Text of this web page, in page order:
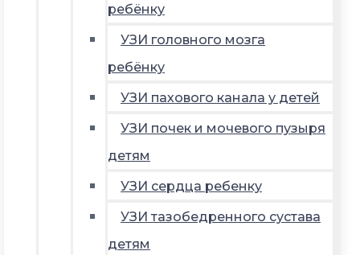
ребёнку
УЗИ головного мозга
ребёнку
УЗИ пахового канала у детей
УЗИ почек и мочевого пузыря
детям
УЗИ сердца ребенку
УЗИ тазобедренного сустава
детям